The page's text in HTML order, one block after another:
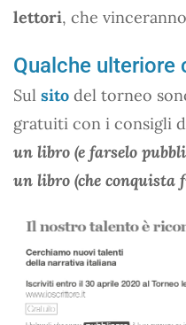
lettori, che
Qualche ulteriore
Sul sito del torneo
gratuiti con i consigli
un libro (e farselo
un libro (che